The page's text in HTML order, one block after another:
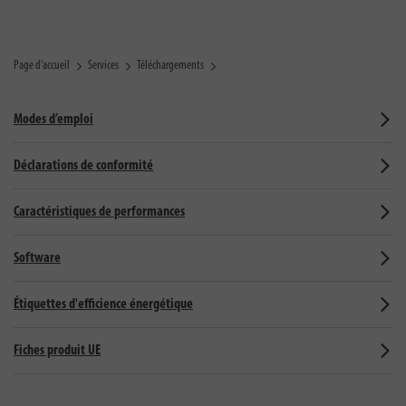
Page d'accueil Services Téléchargements
Modes d’emploi
Déclarations de conformité
Caractéristiques de performances
Software
Étiquettes d'efficience énergétique
Fiches produit UE